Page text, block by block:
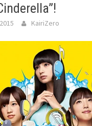
KairiZero